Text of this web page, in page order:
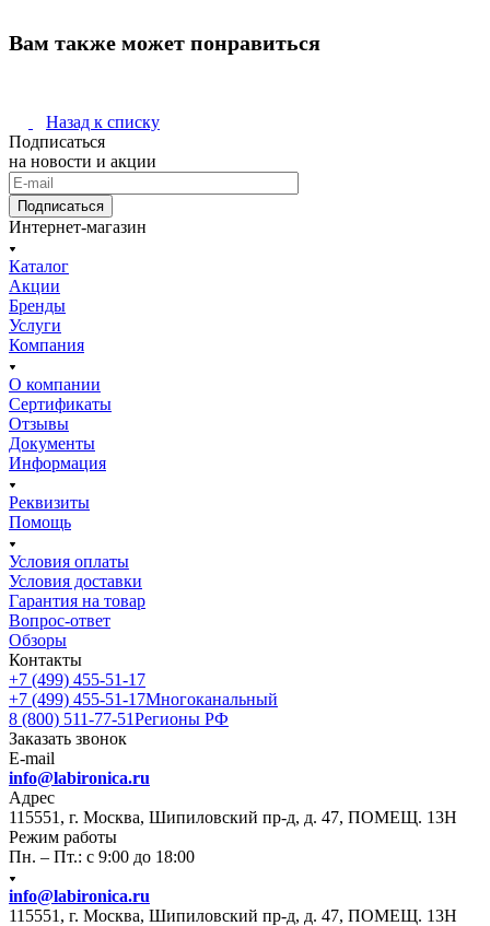
Вам также может понравиться
Назад к списку
Подписаться
на новости и акции
Подписаться
Интернет-магазин
Каталог
Акции
Бренды
Услуги
Компания
О компании
Сертификаты
Отзывы
Документы
Информация
Реквизиты
Помощь
Условия оплаты
Условия доставки
Гарантия на товар
Вопрос-ответ
Обзоры
Контакты
+7 (499) 455-51-17
+7 (499) 455-51-17Многоканальный
8 (800) 511-77-51Регионы РФ
Заказать звонок
E-mail
info@labironica.ru
Адрес
115551, г. Москва, Шипиловский пр-д, д. 47, ПОМЕЩ. 13Н
Режим работы
Пн. – Пт.: с 9:00 до 18:00
info@labironica.ru
115551, г. Москва, Шипиловский пр-д, д. 47, ПОМЕЩ. 13Н